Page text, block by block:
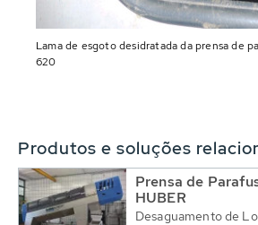
Lama de esgoto desidratada da prensa de
620
Produtos e soluções
Prensa de
HUBER
Desaguamento de